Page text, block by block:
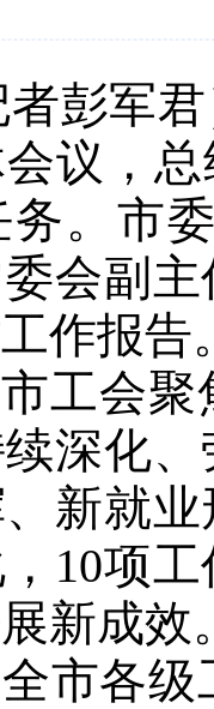
彭军
议，
务。市
会副
作报告
工会
深化
新就
10项
新成效
市各